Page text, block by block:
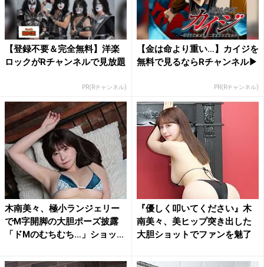
【登録不要＆完全無料】洋楽
ロックがRチャンネルで見放題
PR(Rチャンネル)
【金は命より重い…】カイジを
無料で見るならRチャンネル▶︎
PR(Rチャンネル)
木南美々、極小ランジェリー
でM字開脚の大胆ポーズ披露
「ドMのむちむち…」ショッ
『優しく叩いてください』木
南美々、美ヒップ突き出した
大胆ショットでファンを魅了